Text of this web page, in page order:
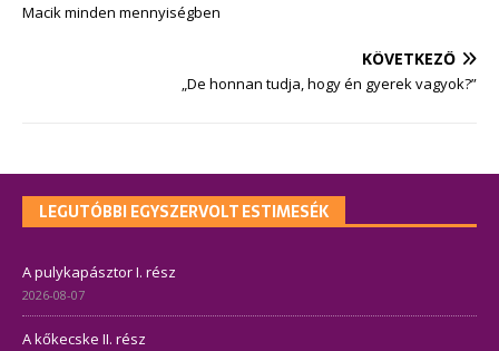
Macik minden mennyiségben
KÖVETKEZŐ
„De honnan tudja, hogy én gyerek vagyok?”
LEGUTÓBBI EGYSZERVOLT ESTIMESÉK
A pulykapásztor I. rész
2026-08-07
A kőkecske II. rész